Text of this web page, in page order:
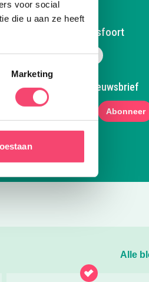
voor social
die u aan ze heeft
Marketing
Volg Kidsproof Amersfoort
Volg ons op Facebook
Volg ons op Instagram
Volg ons op
Mail ons
je aan voor onze nieuwsbrief
Abonneer
Alle